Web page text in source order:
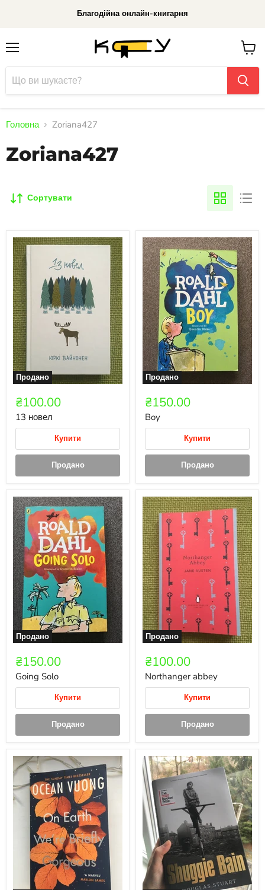
Благодійна онлайн-книгарня
До
Головна Zoriana427
Zoriana427
Сортувати
Продано
₴100.00
13 новел
Купити
Продано
Продано
₴150.00
Boy
Купити
Продано
Продано
₴150.00
Going Solo
Купити
Продано
Продано
₴100.00
Northanger abbey
Купити
Продано